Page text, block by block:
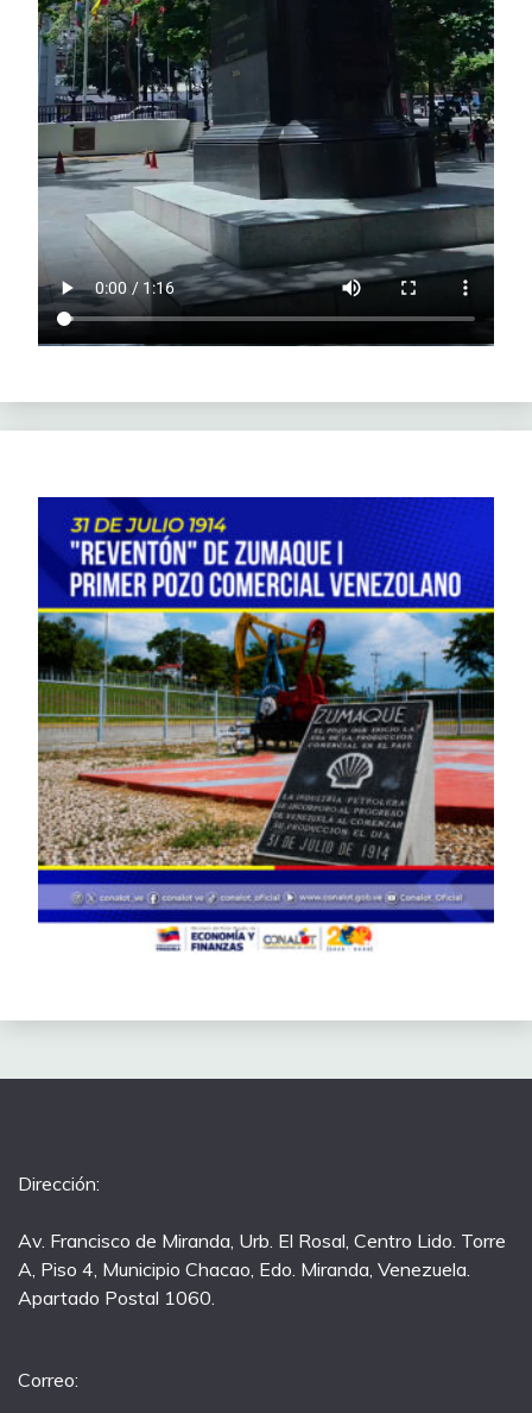
Dirección:
Av. Francisco de Miranda, Urb. El Rosal, Centro Lido. Torre
A, Piso 4, Municipio Chacao, Edo. Miranda, Venezuela.
Apartado Postal 1060.
Correo: